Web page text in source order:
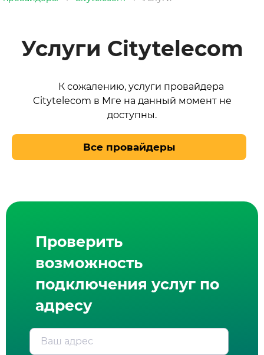
Услуги Citytelecom
К сожалению, услуги провайдера
Citytelecom в Мге на данный момент не
доступны.
Все провайдеры
Проверить
возможность
подключения услуг по
адресу
Ваш адрес